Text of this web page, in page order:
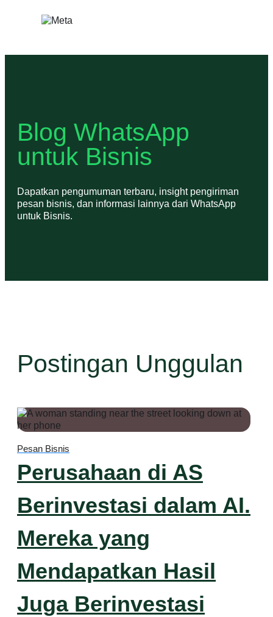
Blog WhatsApp
untuk Bisnis
Dapatkan pengumuman terbaru, insight pengiriman
pesan bisnis, dan informasi lainnya dari WhatsApp
untuk Bisnis.
Postingan Unggulan
Pesan Bisnis
Perusahaan di AS
Berinvestasi dalam AI.
Mereka yang
Mendapatkan Hasil
Juga Berinvestasi